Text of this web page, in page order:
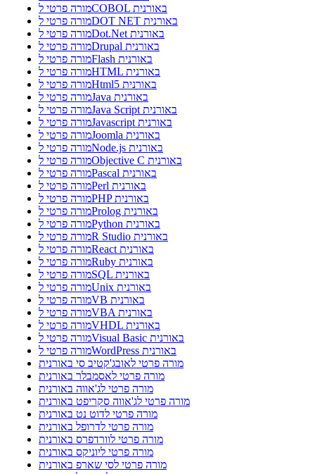
מורה פרטי לCOBOL באורנית
מורה פרטי לDOT NET באורנית
מורה פרטי לDot.Net באורנית
מורה פרטי לDrupal באורנית
מורה פרטי לFlash באורנית
מורה פרטי לHTML באורנית
מורה פרטי לHtml5 באורנית
מורה פרטי לJava באורנית
מורה פרטי לJava Script באורנית
מורה פרטי לJavascript באורנית
מורה פרטי לJoomla באורנית
מורה פרטי לNode.js באורנית
מורה פרטי לObjective C באורנית
מורה פרטי לPascal באורנית
מורה פרטי לPerl באורנית
מורה פרטי לPHP באורנית
מורה פרטי לProlog באורנית
מורה פרטי לPython באורנית
מורה פרטי לR Studio באורנית
מורה פרטי לReact באורנית
מורה פרטי לRuby באורנית
מורה פרטי לSQL באורנית
מורה פרטי לUnix באורנית
מורה פרטי לVB באורנית
מורה פרטי לVBA באורנית
מורה פרטי לVHDL באורנית
מורה פרטי לVisual Basic באורנית
מורה פרטי לWordPress באורנית
מורה פרטי לאובג'קטיב סי באורנית
מורה פרטי לאסמבלר באורנית
מורה פרטי לג'אווה באורנית
מורה פרטי לג'אווה סקריפט באורנית
מורה פרטי לדוט נט באורנית
מורה פרטי לדרופל באורנית
מורה פרטי לוורדפרס באורנית
מורה פרטי ליוניקס באורנית
מורה פרטי לסי שארפ באורנית